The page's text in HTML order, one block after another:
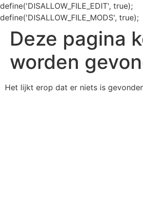
define('DISALLOW_FILE_EDIT', true);
define('DISALLOW_FILE_MODS', true);
Deze pagina
worden
Het lijkt erop dat er niets is